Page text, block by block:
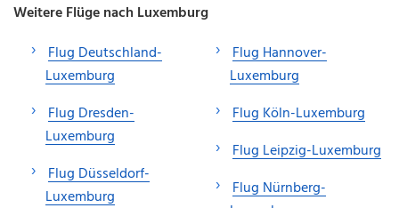
Weitere Flüge nach Luxemburg
Flug Deutschland-
Luxemburg
Flug Dresden-
Luxemburg
Flug Düsseldorf-
Luxemburg
Flug Hannover-
Luxemburg
Flug Köln-Luxemburg
Flug Leipzig-Luxemburg
Flug Nürnberg-